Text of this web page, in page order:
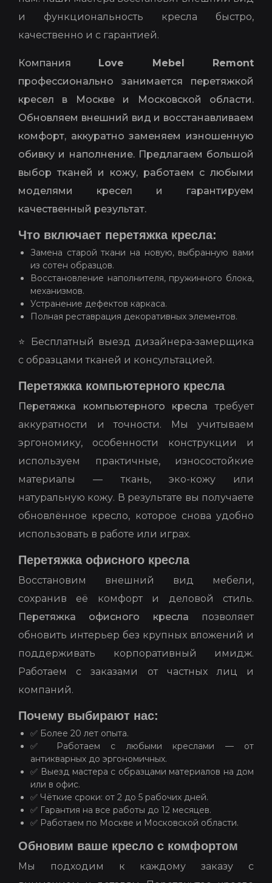
и функциональность кресла быстро,
качественно и с гарантией.
Компания Love Mebel Remont
профессионально занимается перетяжкой
кресел в Москве и Московской области.
Обновляем внешний вид и восстанавливаем
комфорт, аккуратно заменяем изношенную
обивку и наполнение. Предлагаем большой
выбор тканей и кожу, работаем с любыми
моделями кресел и гарантируем
качественный результат.
Что включает перетяжка кресла:
Замена старой ткани на новую, выбранную вами
из сотен образцов.
Восстановление наполнителя, пружинного блока,
механизмов.
Устранение дефектов каркаса.
Полная реставрация декоративных элементов.
⭐ Бесплатный выезд дизайнера‑замерщика
с образцами тканей и консультацией.
Перетяжка компьютерного кресла
Перетяжка компьютерного кресла требует
аккуратности и точности. Мы учитываем
эргономику, особенности конструкции и
используем практичные, износостойкие
материалы — ткань, эко-кожу или
натуральную кожу. В результате вы получаете
обновлённое кресло, которое снова удобно
использовать в работе или играх.
Перетяжка офисного кресла
Восстановим внешний вид мебели,
сохранив её комфорт и деловой стиль.
Перетяжка офисного кресла позволяет
обновить интерьер без крупных вложений и
поддерживать корпоративный имидж.
Работаем с заказами от частных лиц и
компаний.
Почему выбирают нас:
✅ Более 20 лет опыта.
✅ Работаем с любыми креслами — от
антикварных до эргономичных.
✅ Выезд мастера с образцами материалов на дом
или в офис.
✅ Чёткие сроки: от 2 до 5 рабочих дней.
✅ Гарантия на все работы до 12 месяцев.
✅ Работаем по Москве и Московской области.
Обновим ваше кресло с комфортом
Мы подходим к каждому заказу с